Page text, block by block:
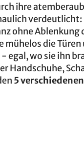
ihre
verdeutlicht:
ohne Ablenkung
mühelos die
- egal, wo sie ihn
Handschuhe,
5